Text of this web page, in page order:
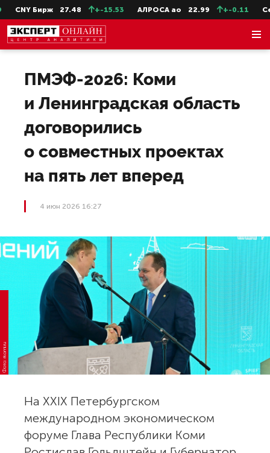
CNY Бирж 27.48 +-15.53 АЛРОСА ао 22.99 +-0.11
ПМЭФ-2026: Коми
и Ленинградская область
договорились
о совместных проектах
на пять лет вперед
4 июн 2026 16:27
Фото: rkomi.ru
На XXIX Петербургском
международном экономическом
форуме Глава Республики Коми